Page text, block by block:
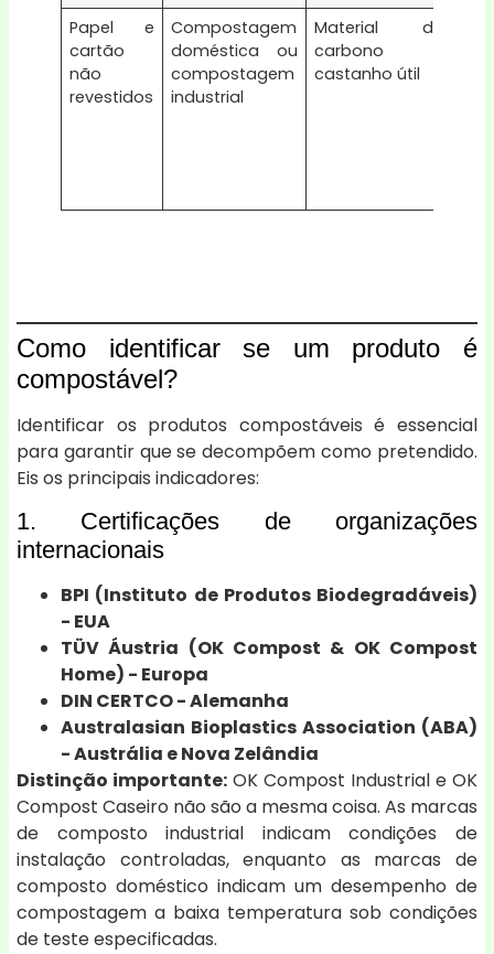
Papel e
cartão
não
revestidos
Compostagem
doméstica ou
compostagem
industrial
Material de
carbono
castanho útil
Como identificar se um produto é
compostável?
Identificar os produtos compostáveis é essencial
para garantir que se decompõem como pretendido.
Eis os principais indicadores:
1. Certificações de organizações
internacionais
BPI (Instituto de Produtos Biodegradáveis)
- EUA
TÜV Áustria (OK Compost & OK Compost
Home) - Europa
DIN CERTCO - Alemanha
Australasian Bioplastics Association (ABA)
- Austrália e Nova Zelândia
Distinção importante: OK Compost Industrial e OK
Compost Caseiro não são a mesma coisa. As marcas
de composto industrial indicam condições de
instalação controladas, enquanto as marcas de
composto doméstico indicam um desempenho de
compostagem a baixa temperatura sob condições
de teste especificadas.